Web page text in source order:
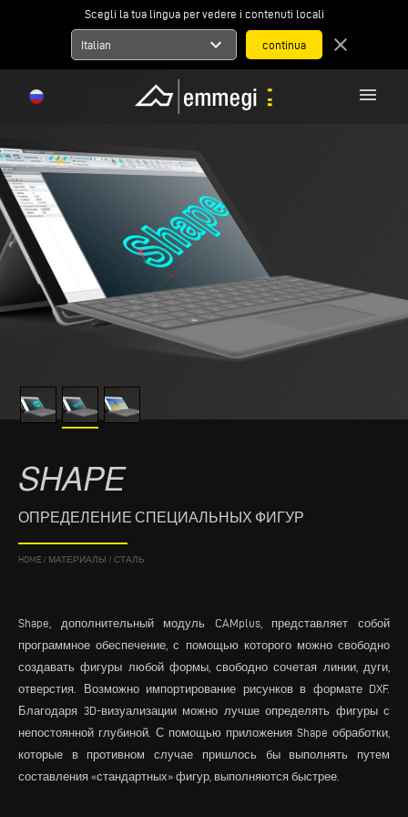
Scegli la tua lingua per vedere i contenuti locali
Italian expand_more close
menu
SHAPE
ОПРЕДЕЛЕНИЕ СПЕЦИАЛЬНЫХ ФИГУР
HOME / МАТЕРИАЛЫ / СТАЛЬ
Shape, дополнительный модуль CAMplus, представляет собой
программное обеспечение, с помощью которого можно свободно
создавать фигуры любой формы, свободно сочетая линии, дуги,
отверстия. Возможно импортирование рисунков в формате DXF.
Благодаря 3D-визуализации можно лучше определять фигуры с
непостоянной глубиной. С помощью приложения Shape обработки,
которые в противном случае пришлось бы выполнять путем
составления «стандартных» фигур, выполняются быстрее.